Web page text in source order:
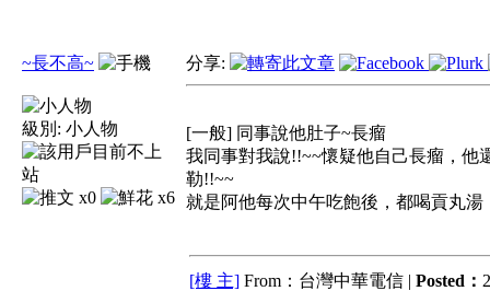
~長不高~
級別: 小人物
x0 x6
分享:
[一般] 同事說他肚子~長瘤
我同事對我說!!~~懷疑他自己長瘤，他
勒!!~~
就是阿他每次中午吃飽後，都喝貢丸湯
[樓 主] From：台灣中華電信 | Posted：